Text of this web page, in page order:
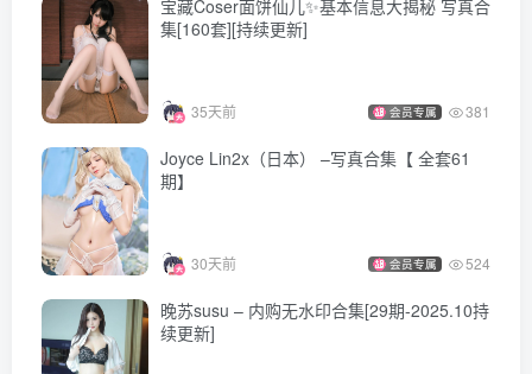
宝藏Coser面饼仙儿✨基本信息大揭秘 写真合
集[160套][持续更新]
35天前 会员专属 381
Joyce Lin2x（日本） –写真合集【 全套61
期】
30天前 会员专属 524
晚苏susu – 内购无水印合集[29期-2025.10持
续更新]